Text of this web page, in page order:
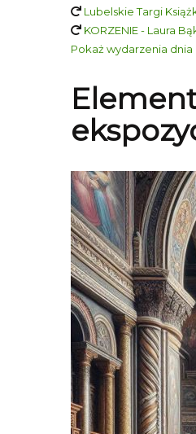
Lubelskie Targi
KORZENIE - Laura
Pokaż wydarzenia dnia